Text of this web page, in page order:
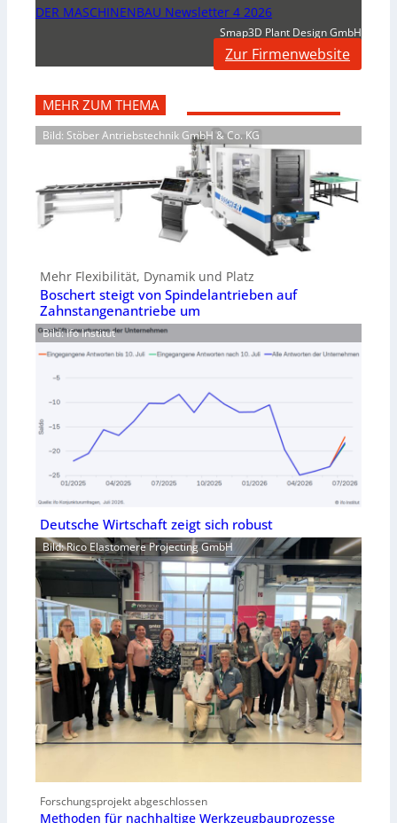
DER MASCHINENBAU Newsletter 4 2026
Smap3D Plant Design GmbH
Zur Firmenwebsite
MEHR ZUM THEMA
Bild: Stöber Antriebstechnik GmbH & Co. KG
Mehr Flexibilität, Dynamik und Platz
Boschert steigt von Spindelantrieben auf
Zahnstangenantriebe um
Bild: Ifo Institut
Deutsche Wirtschaft zeigt sich robust
Bild: Rico Elastomere Projecting GmbH
Forschungsprojekt abgeschlossen
Methoden für nachhaltige Werkzeugbauprozesse